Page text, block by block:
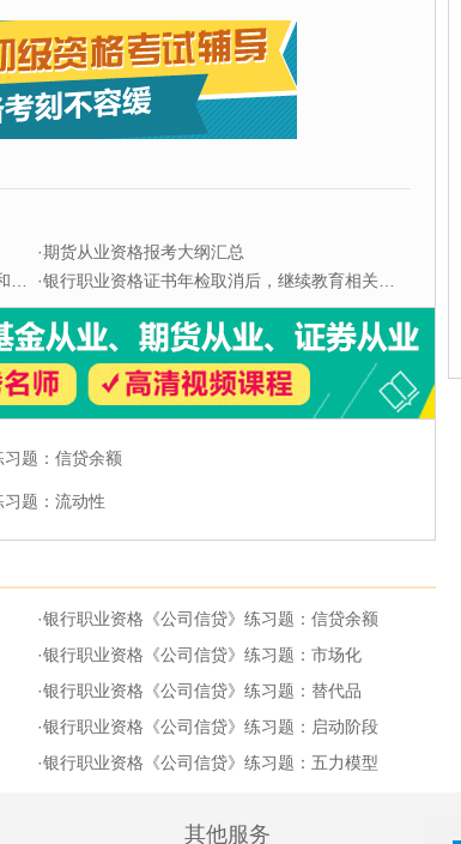
·期货从业资格报考大纲汇总
·银行职业资格证书年检取消后，继续教育相关问题解答
题：信贷余额
题：流动性
·银行职业资格《公司信贷》练习题：信贷余额
·银行职业资格《公司信贷》练习题：市场化
·银行职业资格《公司信贷》练习题：替代品
·银行职业资格《公司信贷》练习题：启动阶段
·银行职业资格《公司信贷》练习题：五力模型
其他服务